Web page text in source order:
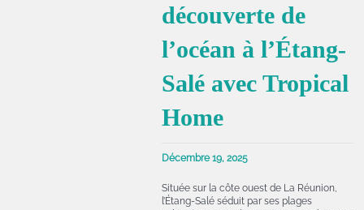
découverte de
l’océan à l’Étang-
Salé avec Tropical
Home
Décembre 19, 2025
Située sur la côte ouest de La Réunion,
l’Étang-Salé séduit par ses plages